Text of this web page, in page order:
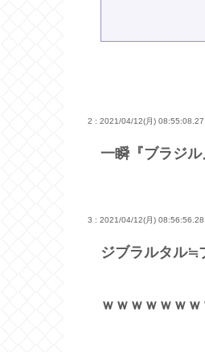
2 : 2021/04/12(月) 08:55:08.27
一瞬『ブラジ
3 : 2021/04/12(月) 08:56:56.28
ジブラルタル≒
ｗｗｗｗｗｗ